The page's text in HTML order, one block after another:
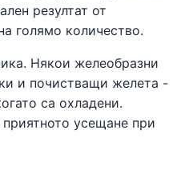
резултат от
голямо количество.
Някои желеобразни
и почистващи желета -
са охладени.
усещане при